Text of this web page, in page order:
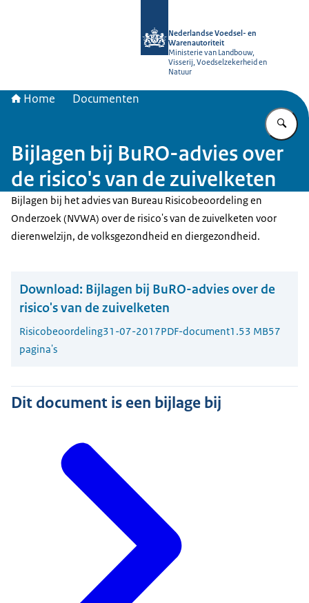
Nederlandse Voedsel- en
Warenautoriteit
Ministerie van Landbouw,
Visserij, Voedselzekerheid en
Natuur
Home Documenten
Bijlagen bij BuRO-advies over
de risico's van de zuivelketen
Bijlagen bij het advies van Bureau Risicobeoordeling en
Onderzoek (NVWA) over de risico's van de zuivelketen voor
dierenwelzijn, de volksgezondheid en diergezondheid.
Download: Bijlagen bij BuRO-advies over de
risico's van de zuivelketen
Risicobeoordeling31-07-2017PDF-document1.53 MB57
pagina's
Dit document is een bijlage bij